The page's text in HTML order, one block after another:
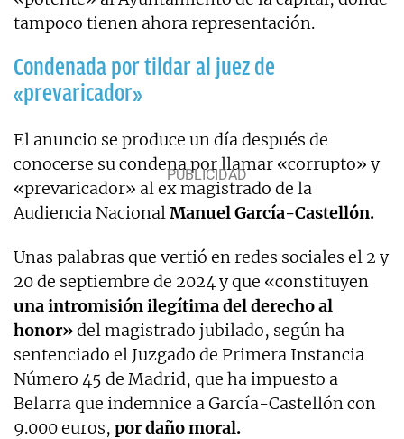
tampoco tienen ahora representación.
Condenada por tildar al juez de
«prevaricador»
El anuncio se produce un día después de
conocerse su condena por llamar «corrupto» y
«prevaricador» al ex magistrado de la
Audiencia NacionalManuel García-Castellón.
Unas palabras que vertió en redes sociales el 2 y
20 de septiembre de 2024 y que «constituyen
una intromisión ilegítima del derecho al
honor»del magistrado jubilado, según ha
sentenciado el Juzgado de Primera Instancia
Número 45 de Madrid, que ha impuesto a
Belarra que indemnice a García-Castellón con
9.000 euros, por daño moral.